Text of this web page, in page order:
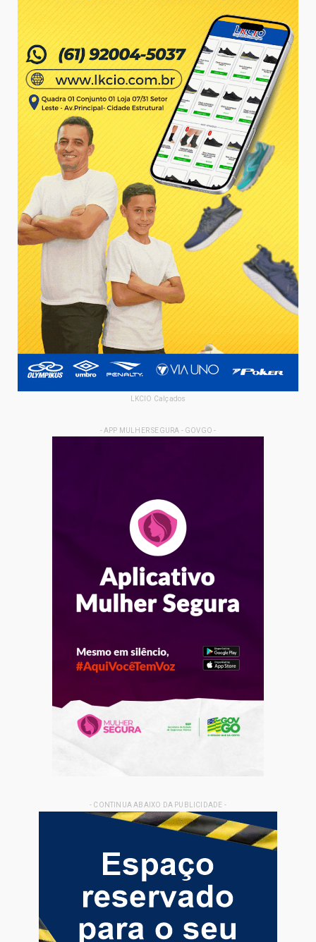
LKCIO Calçados
- APP MULHER SEGURA - GOVGO -
- CONTINUA ABAIXO DA PUBLICIDADE -